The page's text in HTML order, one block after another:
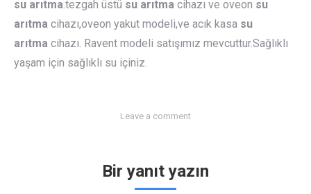
su arıtma.tezgah üstü su arıtma cihazı ve oveon su
arıtma cihazı,oveon yakut modeli,ve acık kasa su
arıtma cihazı. Ravent modeli satışımız mevcuttur.Sağlıklı
yaşam için sağlıklı su içiniz.
Leave a comment
Bir yanıt yazın